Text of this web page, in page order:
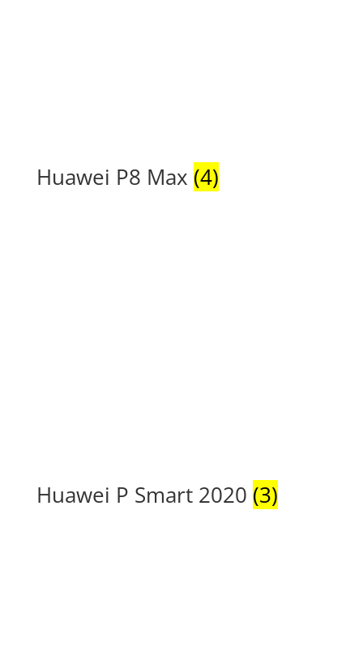
Huawei P8 Max (4)
Huawei P Smart 2020 (3)